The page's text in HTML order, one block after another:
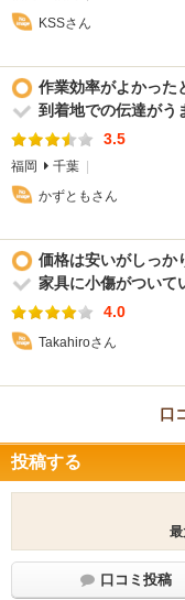
KSSさん
作業効率がよかった
到着地での伝達がう
3.5
福岡
千葉
かずともさん
価格は安いがしっか
家具に小傷がついて
4.0
Takahiroさん
口
投稿する
口コミ投稿